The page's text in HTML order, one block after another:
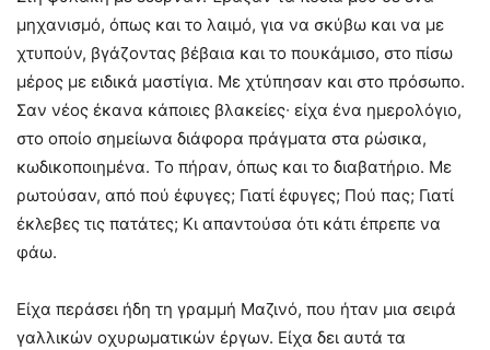
μηχανισμό, όπως και το λαιμό, για να σκύβω και να με
χτυπούν, βγάζοντας βέβαια και το πουκάμισο, στο πίσω
μέρος με ειδικά μαστίγια. Με χτύπησαν και στο πρόσωπο.
Σαν νέος έκανα κάποιες βλακείες∙ είχα ένα ημερολόγιο,
στο οποίο σημείωνα διάφορα πράγματα στα ρώσικα,
κωδικοποιημένα. Το πήραν, όπως και το διαβατήριο. Με
ρωτούσαν, από πού έφυγες; Γιατί έφυγες; Πού πας; Γιατί
έκλεβες τις πατάτες; Κι απαντούσα ότι κάτι έπρεπε να
φάω.
Είχα περάσει ήδη τη γραμμή Μαζινό, που ήταν μια σειρά
γαλλικών οχυρωματικών έργων. Είχα δει αυτά τα